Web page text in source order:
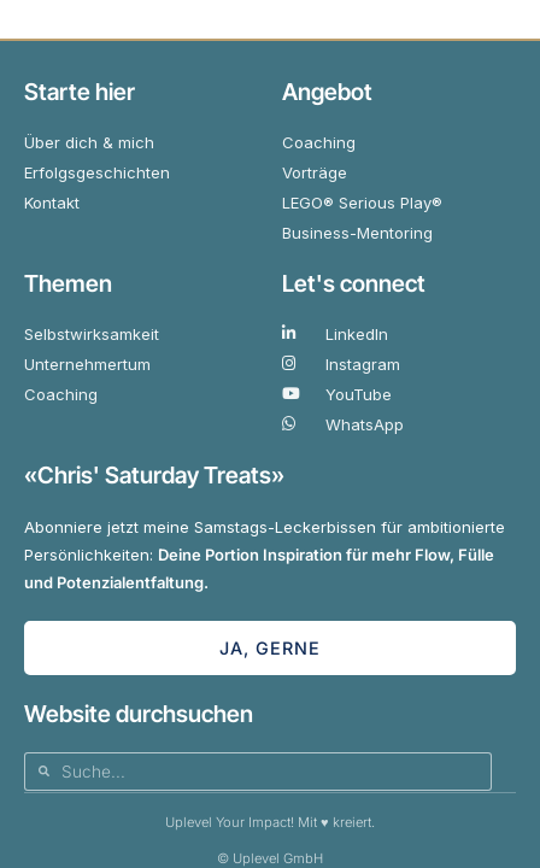
Starte hier
Über dich & mich
Erfolgsgeschichten
Kontakt
Angebot
Coaching
Vorträge
LEGO® Serious Play®
Business-Mentoring
Themen
Selbstwirksamkeit
Unternehmertum
Coaching
Let's connect
LinkedIn
Instagram
YouTube
WhatsApp
«Chris' Saturday Treats»
Abonniere jetzt meine Samstags-Leckerbissen für ambitionierte
Persönlichkeiten: Deine Portion Inspiration für mehr Flow, Fülle
und Potenzialentfaltung.
JA, GERNE
Website durchsuchen
Uplevel Your Impact! Mit ♥️ kreiert.
© Uplevel GmbH